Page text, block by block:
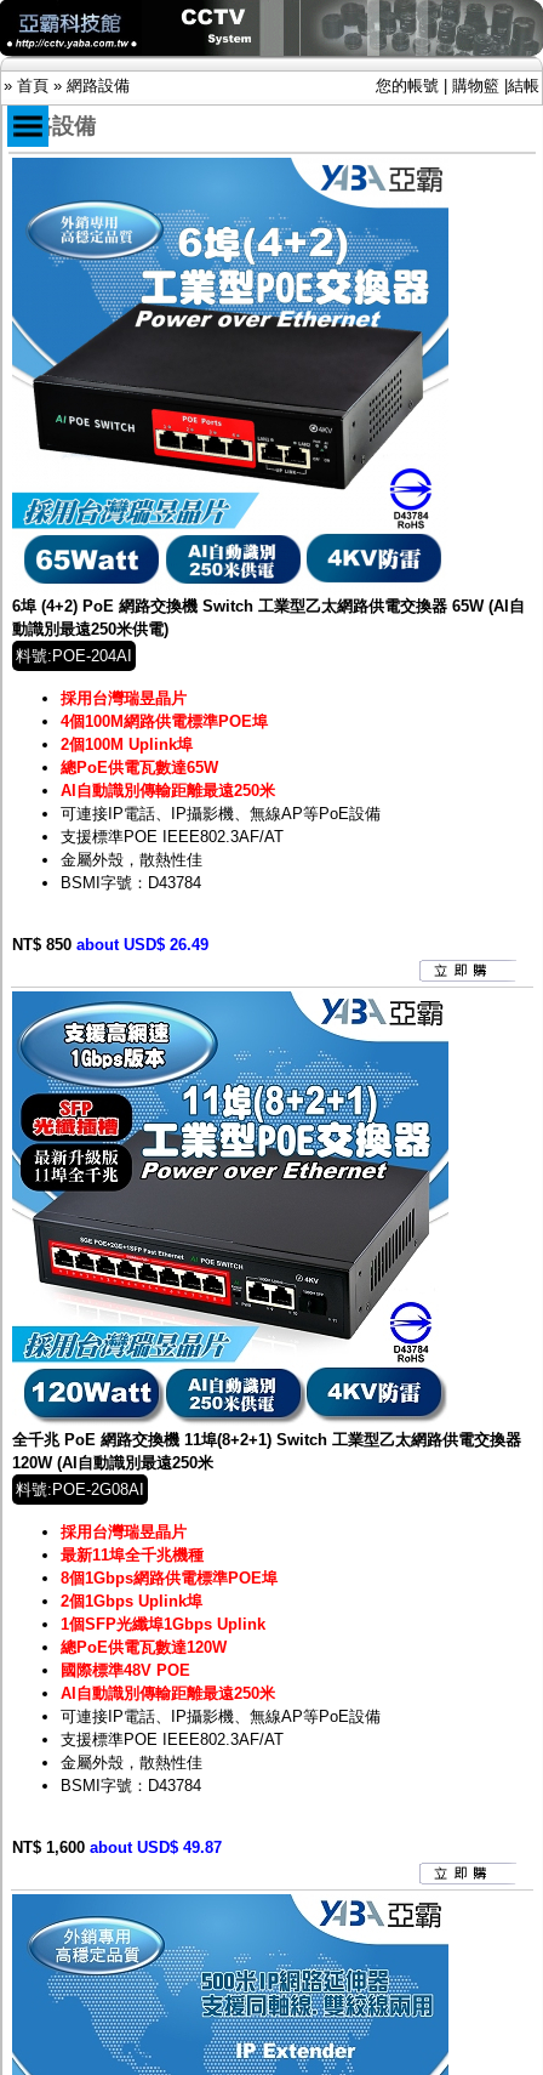
» 首頁 » 網路設備 您的帳號 購物籃 結帳
商品目錄
限時促銷特惠專案
IP網路攝影機及錄放影機
AHD DVR數位錄放影機
AHD半球型(適用屋內)
AHD中小型紅外線攝影機(適用騎樓、室內外)
AHD防護罩型攝影機(適用屋外，紅外線照射
距離遠）
AHD特殊功能型攝影機
旋轉型攝影機.旋轉台
傳統高解析攝影機
鏡頭
防護罩及支架
多路攝影機單軸傳輸
監聽器.麥克風
網路設備
視訊轉換設備
雙絞線傳輸器
雜訊改善器
分配放大器
網路線用水晶頭
網路線
懶人線.同軸線.花線
線頭.插座.延長線.HDMI線
集線盒.防水盒.配線盒
變壓器.避雷器
轉接頭
偽裝嚇阻假監視器. 警示防盜貼紙
行車紀錄器.車用插座配件
網路設備
6埠 (4+2) PoE 網路交換機 Switch 工業型乙太網路供電交換器 65W (AI自
動識別最遠250米供電)
料號:POE-204AI
採用台灣瑞昱晶片
4個100M網路供電標準POE埠
2個100M Uplink埠
總PoE供電瓦數達65W
AI自動識別傳輸距離最遠250米
可連接IP電話、IP攝影機、無線AP等PoE設備
支援標準POE IEEE802.3AF/AT
金屬外殼，散熱性佳
BSMI字號：D43784
NT$ 850 about USD$ 26.49
全千兆 PoE 網路交換機 11埠(8+2+1) Switch 工業型乙太網路供電交換器
120W (AI自動識別最遠250米
料號:POE-2G08AI
採用台灣瑞昱晶片
最新11埠全千兆機種
8個1Gbps網路供電標準POE埠
2個1Gbps Uplink埠
1個SFP光纖埠1Gbps Uplink
總PoE供電瓦數達120W
國際標準48V POE
AI自動識別傳輸距離最遠250米
可連接IP電話、IP攝影機、無線AP等PoE設備
支援標準POE IEEE802.3AF/AT
金屬外殼，散熱性佳
BSMI字號：D43784
NT$ 1,600 about USD$ 49.87